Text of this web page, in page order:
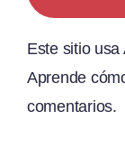
Este sitio usa
Aprende
comentarios.